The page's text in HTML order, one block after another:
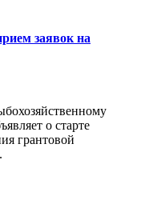
заявок на
о старте
грантовой